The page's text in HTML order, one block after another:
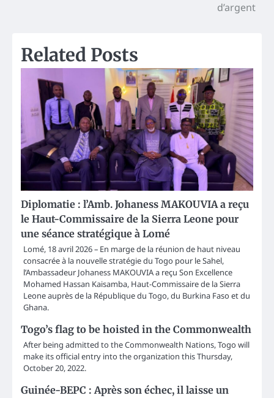
d’argent
Related Posts
Diplomatie : l’Amb. Johaness MAKOUVIA a reçu
le Haut-Commissaire de la Sierra Leone pour
une séance stratégique à Lomé
Lomé, 18 avril 2026 – En marge de la réunion de haut niveau
consacrée à la nouvelle stratégie du Togo pour le Sahel,
l’Ambassadeur Johaness MAKOUVIA a reçu Son Excellence
Mohamed Hassan Kaisamba, Haut-Commissaire de la Sierra
Leone auprès de la République du Togo, du Burkina Faso et du
Ghana.
Togo’s flag to be hoisted in the Commonwealth
After being admitted to the Commonwealth Nations, Togo will
make its official entry into the organization this Thursday,
October 20, 2022.
Guinée-BEPC : Après son échec, il laisse un